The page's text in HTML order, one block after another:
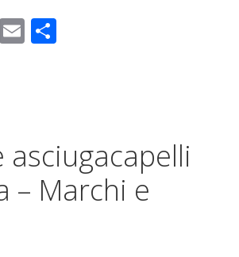
Pinterest
Email
asciugacapelli
– Marchi e